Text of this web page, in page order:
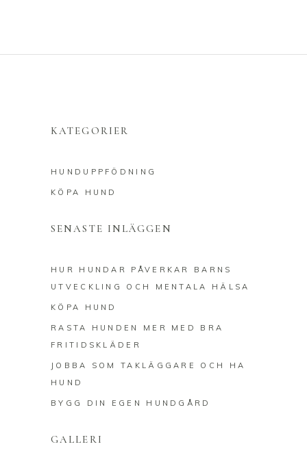
KATEGORIER
HUNDUPPFÖDNING
KÖPA HUND
SENASTE INLÄGGEN
HUR HUNDAR PÅVERKAR BARNS
UTVECKLING OCH MENTALA HÄLSA
KÖPA HUND
RASTA HUNDEN MER MED BRA
FRITIDSKLÄDER
JOBBA SOM TAKLÄGGARE OCH HA
HUND
BYGG DIN EGEN HUNDGÅRD
GALLERI